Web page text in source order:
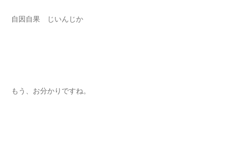
自因自果 じいんじか
もう、お分かりですね。